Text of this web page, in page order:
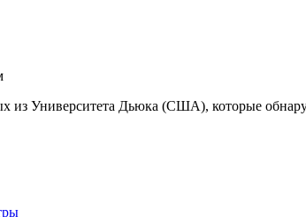
из Университета Дьюка (США), которые